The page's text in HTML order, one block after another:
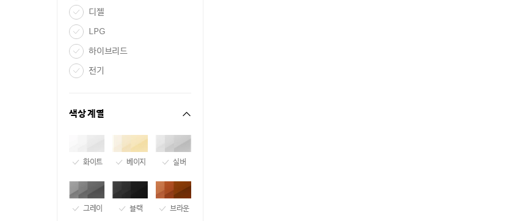
디젤
LPG
하이브리드
전기
색상 계열
화이트 베이지 실버
그레이 블랙 브라운